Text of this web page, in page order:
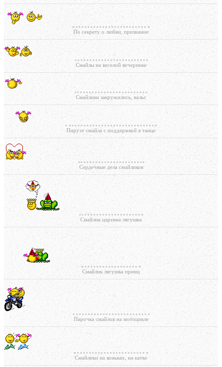
По секрету о любви, признание
Смайлы на веселой вечеринке
Смайлики закружились, вальс
Пируэт смайла с поддержкой в танце
Сердечные дела смайликов
Смайлик царевна лягушка
Смайлик лягушка принц
Парочка смайлов на мотоцикле
Смайлики на коньках, на катке